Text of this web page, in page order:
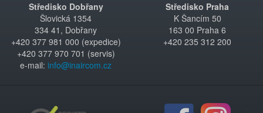
Středisko Dobřany
Šlovická 1354
334 41, Dobřany
+420 377 981 000 (expedice)
+420 377 970 701 (servis)
e-mail: info@inaircom.cz
Středisko Praha
K Šancím 50
163 00 Praha 6
+420 235 312 200